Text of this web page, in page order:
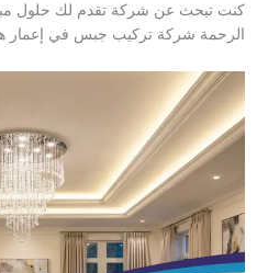
كنت تبحث عن شركة تقدم لك حلول
الرحمة شركة تركيب جبس في إعمار